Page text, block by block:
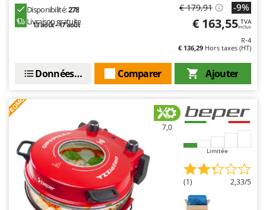
Disponibilité:278
Livraison gratuite
13 août - 17 août
€ 179,91 -9%
€ 163,55 TVA
Inclus
R-4
€ 136,29 Hors taxes (HT)
Ajouter
Comparer
Données techniques
PROMO
7,0
Limitée
(1) 2,33/5